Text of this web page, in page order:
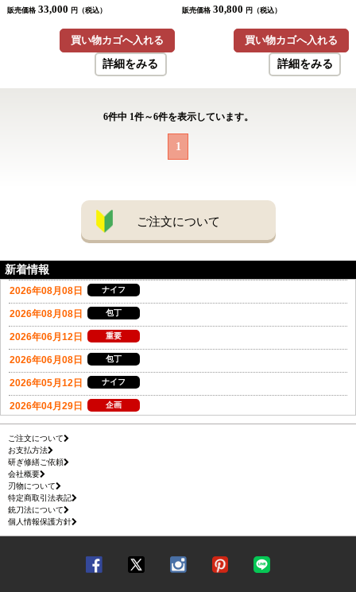
販売価格 33,000 円（税込）
買い物カゴへ入れる
詳細をみる
販売価格 30,800 円（税込）
買い物カゴへ入れる
詳細をみる
6件中 1件～6件を表示しています。
1
ご注文について
新着情報
ご注文について
お支払方法
研ぎ修繕ご依頼
会社概要
刃物について
特定商取引法表記
銃刀法について
個人情報保護方針